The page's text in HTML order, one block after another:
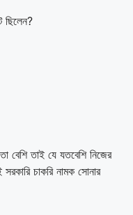
ছিলেন?
বেশি তাই যে যতবেশি নিজের
সরকারি চাকরি নামক সোনার